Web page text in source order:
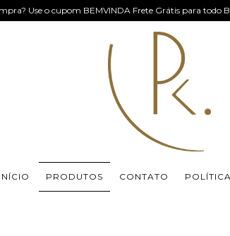
Use o cupom BEMVINDA Frete Grátis para todo
INÍCIO PRODUTOS CONTATO